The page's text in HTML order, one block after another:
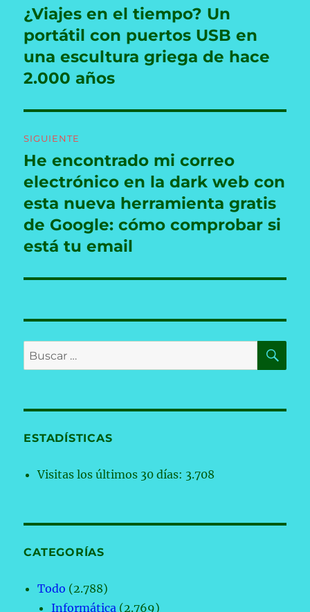
de
entradas
Entrada
anterior:
¿Viajes en el tiempo? Un
portátil con puertos USB en
una escultura griega de hace
2.000 años
SIGUIENTE
Entrada
siguiente:
He encontrado mi correo
electrónico en la dark web con
esta nueva herramienta gratis
de Google: cómo comprobar si
está tu email
Buscar
por:
ESTADÍSTICAS
Visitas los últimos 30 días: 3.708
CATEGORÍAS
Todo (2.788)
Informática (2.769)